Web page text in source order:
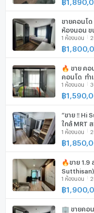
ขายคอนโด
ห้องนอน ข
1 ห้องนอน
฿
🔥 ขาย ค
คอนโด ทำ
สุด วิวสวย
1 ห้องนอน
฿
“ขาย ‼️ Hi
ใกล้ MRT
1 ห้องนอน
฿
🔥ขาย 1.9
Sutthisan)
เฟอร์นิเจอ
6922871
1 ห้องนอน
฿
🏢 ขายคอน